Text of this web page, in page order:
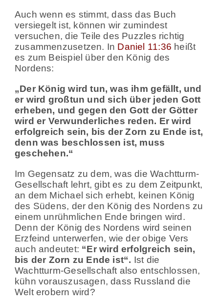
Auch wenn es stimmt, dass das Buch
versiegelt ist, können wir zumindest
versuchen, die Teile des Puzzles richtig
zusammenzusetzen. In Daniel 11:36 heißt
es zum Beispiel über den König des
Nordens:
„Der König wird tun, was ihm gefällt, und
er wird großtun und sich über jeden Gott
erheben, und gegen den Gott der Götter
wird er Verwunderliches reden. Er wird
erfolgreich sein, bis der Zorn zu Ende ist,
denn was beschlossen ist, muss
geschehen.“
Im Gegensatz zu dem, was die Wachtturm-
Gesellschaft lehrt, gibt es zu dem Zeitpunkt,
an dem Michael sich erhebt, keinen König
des Südens, der den König des Nordens zu
einem unrühmlichen Ende bringen wird.
Denn der König des Nordens wird seinen
Erzfeind unterwerfen, wie der obige Vers
auch andeutet: “Er wird erfolgreich sein,
bis der Zorn zu Ende ist“. Ist die
Wachtturm-Gesellschaft also entschlossen,
kühn vorauszusagen, dass Russland die
Welt erobern wird?